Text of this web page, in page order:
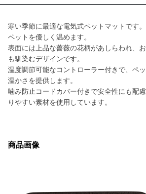
寒い季節に最適な電気式ペットマットです
ペットを優しく温めます。
表面には上品な薔薇の花柄があしらわれ、
も馴染むデザインです。
温度調節可能なコントローラー付きで、ペ
温かさを提供します。
噛み防止コードカバー付きで安全性にも配
りやすい素材を使用しています。
商品画像